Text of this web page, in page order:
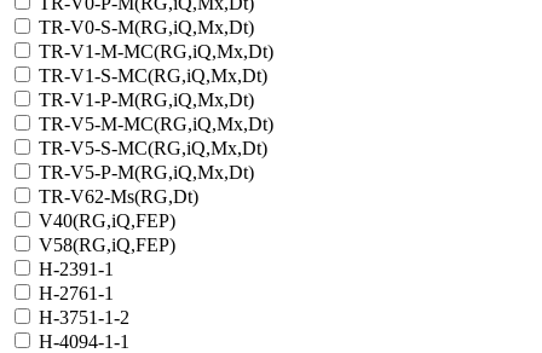
TR-V0-S-M(RG,iQ,Mx,Dt)
TR-V1-M-MC(RG,iQ,Мх,Dt)
TR-V1-S-MC(RG,iQ,Мх,Dt)
TR-V1-Р-M(RG,iQ,Мх,Dt)
TR-V5-M-MC(RG,iQ,Мх,Dt)
TR-V5-S-MC(RG,iQ,Мх,Dt)
TR-V5-Р-M(RG,iQ,Мх,Dt)
TR-V62-Ms(RG,Dt)
V40(RG,iQ,FEP)
V58(RG,iQ,FEP)
Н-2391-1
Н-2761-1
Н-3751-1-2
Н-4094-1-1